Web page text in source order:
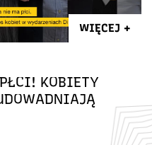
WIĘCEJ +
KOBIETY